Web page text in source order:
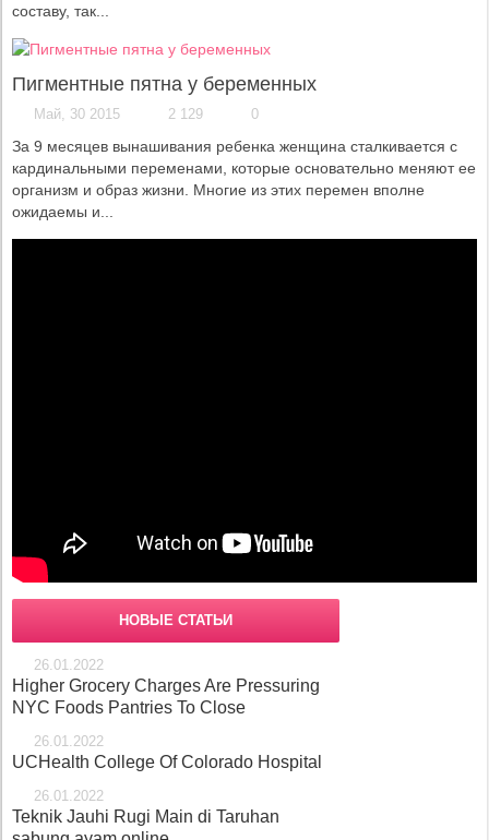
составу, так...
Пигментные пятна у беременных
Май, 30 2015 2 129 0
За 9 месяцев вынашивания ребенка женщина сталкивается с
кардинальными переменами, которые основательно меняют ее
организм и образ жизни. Многие из этих перемен вполне
ожидаемы и...
НОВЫЕ СТАТЬИ
26.01.2022
Higher Grocery Charges Are Pressuring
NYC Foods Pantries To Close
26.01.2022
UCHealth College Of Colorado Hospital
26.01.2022
Teknik Jauhi Rugi Main di Taruhan